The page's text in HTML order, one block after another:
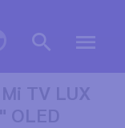
TV LUX
OLED